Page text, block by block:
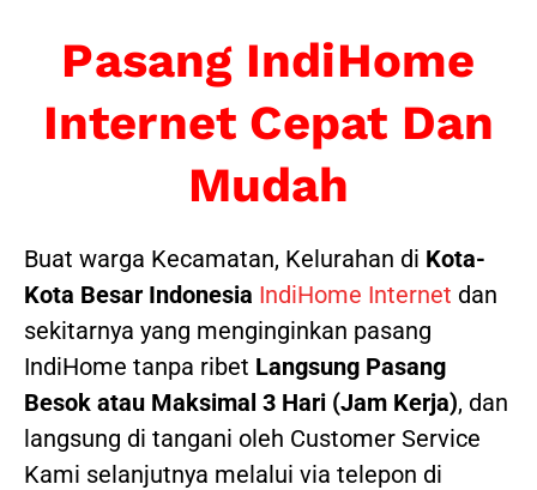
Pasang IndiHome
Internet Cepat Dan
Mudah
Buat warga Kecamatan, Kelurahan di Kota-
Kota Besar Indonesia IndiHome Internet dan
sekitarnya yang menginginkan pasang
IndiHome tanpa ribet Langsung Pasang
Besok atau Maksimal 3 Hari (Jam Kerja), dan
langsung di tangani oleh Customer Service
Kami selanjutnya melalui via telepon di